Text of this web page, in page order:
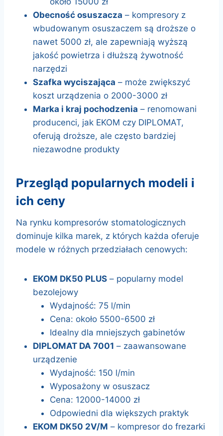
Obecność osuszacza – kompresory z
wbudowanym osuszaczem są droższe o
nawet 5000 zł, ale zapewniają wyższą
jakość powietrza i dłuższą żywotność
narzędzi
Szafka wyciszająca – może zwiększyć
koszt urządzenia o 2000-3000 zł
Marka i kraj pochodzenia – renomowani
producenci, jak EKOM czy DIPLOMAT,
oferują droższe, ale często bardziej
niezawodne produkty
przegląd popularnych modeli i
ich ceny
Na rynku kompresorów stomatologicznych
dominuje kilka marek, z których każda oferuje
modele w różnych przedziałach cenowych:
EKOM DK50 PLUS – popularny model
bezolejowy
Wydajność: 75 l/min
Cena: około 5500-6500 zł
Idealny dla mniejszych gabinetów
DIPLOMAT DA 7001 – zaawansowane
urządzenie
Wydajność: 150 l/min
Wyposażony w osuszacz
Cena: 12000-14000 zł
Odpowiedni dla większych praktyk
EKOM DK50 2V/M – kompresor do frezarki